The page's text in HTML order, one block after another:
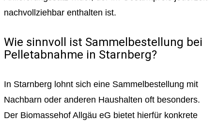
nachvollziehbar enthalten ist.
Wie sinnvoll ist Sammelbestellung bei
Pelletabnahme in Starnberg?
In Starnberg lohnt sich eine Sammelbestellung mit
Nachbarn oder anderen Haushalten oft besonders.
Der Biomassehof Allgäu eG bietet hierfür konkrete